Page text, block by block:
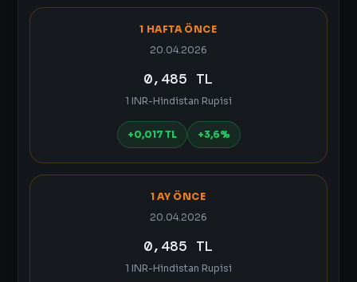
1 HAFTA ÖNCE
20.04.2026
0,485 TL
1 INR-Hindistan Rupisi
+0,017 TL +3,6%
1 AY ÖNCE
20.04.2026
0,485 TL
1 INR-Hindistan Rupisi